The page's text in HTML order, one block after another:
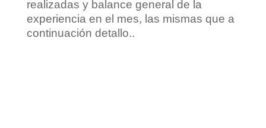
realizadas y balance general de la
experiencia en el mes, las mismas que a
continuación detallo..